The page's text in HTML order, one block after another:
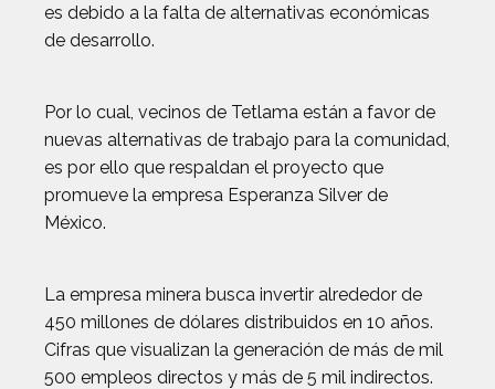
es debido a la falta de alternativas económicas
de desarrollo.
Por lo cual, vecinos de Tetlama están a favor de
nuevas alternativas de trabajo para la comunidad,
es por ello que respaldan el proyecto que
promueve la empresa Esperanza Silver de
México.
La empresa minera busca invertir alrededor de
450 millones de dólares distribuidos en 10 años.
Cifras que visualizan la generación de más de mil
500 empleos directos y más de 5 mil indirectos.